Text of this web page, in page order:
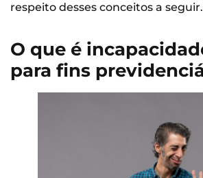
respeito desses conceitos a seguir.
O que é
para fins